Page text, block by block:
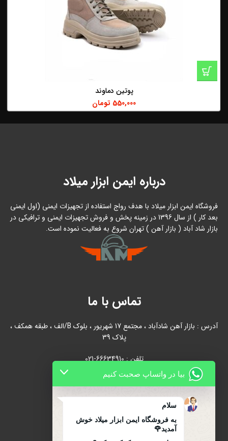
پوتین دماوند
550,000 تومان
درباره ایمن ابزار میلاد
فروشگاه ایمن ابزار میلاد با هدف رواج استفاده از تجهیزات ایمنی (اول ایمنی
بعد کار ) از سال 1396 در زمینه پخش و فروش تجهیزات ایمنی و ترافیکی در
بازار شاد آباد ( بازار آهن ) تهران شروع به فعالیت نموده است.
تماس با ما
آدرس : بازار آهن شادآباد ، مجتمع 17 شهریور ، بلوک B/الف ، طبقه همکف ،
پلاک 39
تلفن : 66634910-021
021-66631684
بیا در واتساپ صحبت کنیم
سلام
به فروشگاه ایمن ابزار میلاد خوش
آمدید🌹